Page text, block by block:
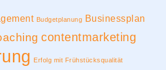
Budgetplanung Businessplan
contentmarketing
Erfolg mit Frühstücksqualität